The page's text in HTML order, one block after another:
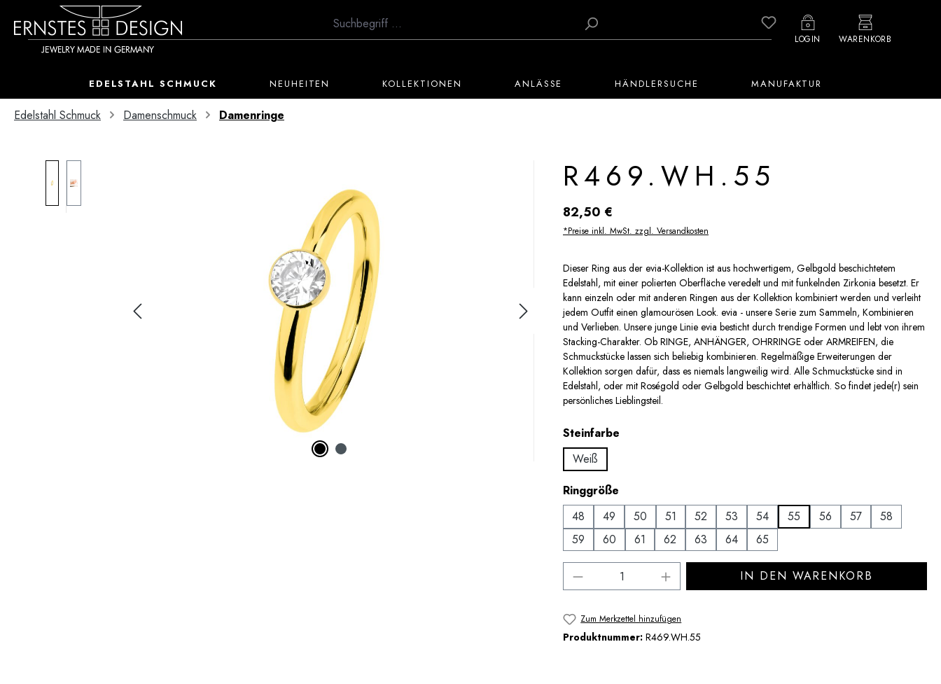
Hauptinhalt springen
Zur Suche springen
Zur Hauptnavigation springen Du hast 0 Produkte auf dem
LOGIN WARENKORB
EDELSTAHL SCHMUCK NEUHEITEN KOLLEKTIONEN ANLÄSSE HÄNDLERSUCHE MANUFAKTUR
Edelstahl Schmuck Damenschmuck Damenringe
R469.WH.55
Regulärer Preis:
82,50 €
*Preise inkl. MwSt. zzgl. Versandkosten
Dieser Ring aus der evia-Kollektion ist aus hochwertigem, Gelbgold beschichtetem
Edelstahl, mit einer polierten Oberfläche veredelt und mit funkelnden Zirkonia besetzt. Er
kann einzeln oder mit anderen Ringen aus der Kollektion kombiniert werden und verleiht
jedem Outfit einen glamourösen Look. evia - unsere Serie zum Sammeln, Kombinieren
und Verlieben. Unsere junge Linie evia besticht durch trendige Formen und lebt von ihrem
Stacking-Charakter. Ob RINGE, ANHÄNGER, OHRRINGE oder ARMREIFEN, die
Schmuckstücke lassen sich beliebig kombinieren. Regelmäßige Erweiterungen der
Kollektion sorgen dafür, dass es niemals langweilig wird. Alle Schmuckstücke sind in
Edelstahl, oder mit Roségold oder Gelbgold beschichtet erhältlich. So findet jede(r) sein
persönliches Lieblingsteil.
Steinfarbe
Weiß
Ringgröße
48
49 50 51 52 53 54 55 56 57
58
59
60 61 62 63 64 65
Produkt Anzahl: Gib den gewünschten Wert ein
IN DEN WARENKORB
Zum Merkzettel hinzufügen
Produktnummer: R469.WH.55